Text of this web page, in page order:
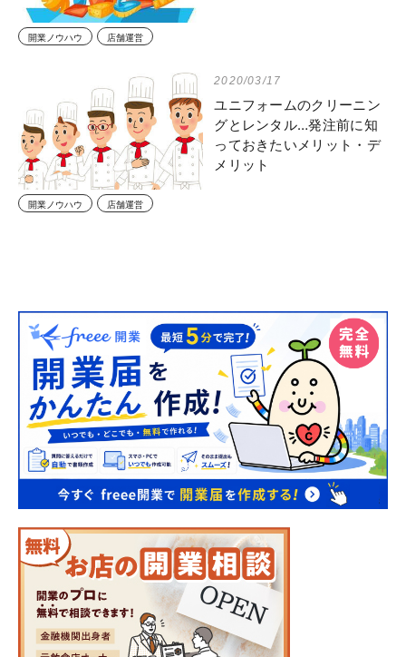
開業ノウハウ 店舗運営
2020/03/17
ユニフォームのクリーニン
グとレンタル…発注前に知
っておきたいメリット・デ
メリット
開業ノウハウ 店舗運営